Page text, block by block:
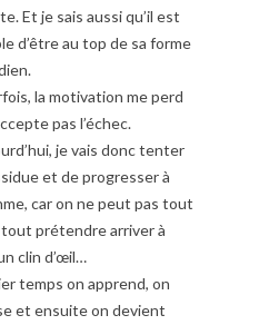
Et je sais aussi qu’il est
d’être au top de sa forme
la motivation me perd
pas l’échec.
je vais donc tenter
et de progresser à
car on ne peut pas tout
tout prétendre arriver à
clin d’œil…
temps on apprend, on
et ensuite on devient